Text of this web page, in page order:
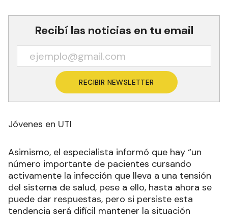
Recibí las noticias en tu email
RECIBIR NEWSLETTER
Jóvenes en UTI
Asimismo, el especialista informó que hay “un
número importante de pacientes cursando
activamente la infección que lleva a una tensión
del sistema de salud, pese a ello, hasta ahora se
puede dar respuestas, pero si persiste esta
tendencia será difícil mantener la situación